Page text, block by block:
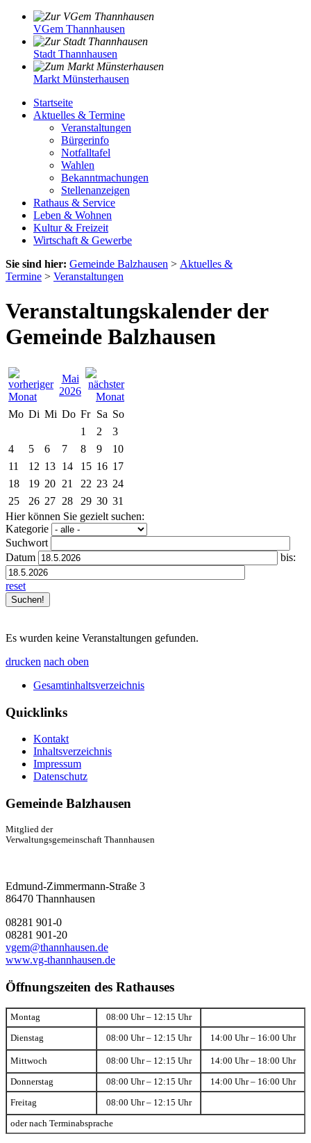
VGem Thannhausen
Stadt Thannhausen
Markt Münsterhausen
Startseite
Aktuelles & Termine
Veranstaltungen
Bürgerinfo
Notfalltafel
Wahlen
Bekanntmachungen
Stellenanzeigen
Rathaus & Service
Leben & Wohnen
Kultur & Freizeit
Wirtschaft & Gewerbe
Sie sind hier: Gemeinde Balzhausen > Aktuelles &
Termine > Veranstaltungen
Veranstaltungskalender der
Gemeinde Balzhausen
Mai
2026
Mo Di Mi Do Fr Sa So
1
2
3
4
5 6 7 8 9
10
11
12 13 14 15 16 17
18
19 20 21 22 23 24
25
26 27 28 29 30 31
Hier können Sie gezielt suchen:
Kategorie
Suchwort
Datum
bis:
reset
Es wurden keine Veranstaltungen gefunden.
drucken nach oben
Gesamtinhaltsverzeichnis
Quicklinks
Kontakt
Inhaltsverzeichnis
Impressum
Datenschutz
Gemeinde Balzhausen
Mitglied der
Verwaltungsgemeinschaft Thannhausen
Edmund-Zimmermann-Straße 3
86470 Thannhausen
08281 901-0
08281 901-20
vgem@thannhausen.de
www.vg-thannhausen.de
Öffnungszeiten des Rathauses
Montag 08:00 Uhr – 12:15 Uhr
Dienstag 08:00 Uhr – 12:15 Uhr 14:00 Uhr – 16:00 Uhr
Mittwoch 08:00 Uhr – 12:15 Uhr 14:00 Uhr – 18:00 Uhr
Donnerstag 08:00 Uhr – 12:15 Uhr 14:00 Uhr – 16:00 Uhr
Freitag 08:00 Uhr – 12:15 Uhr
oder nach Terminabsprache